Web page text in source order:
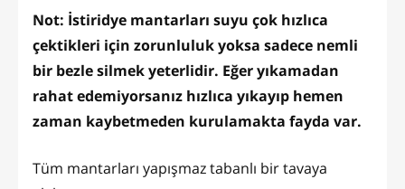
Not: İstiridye mantarları suyu çok hızlıca
çektikleri için zorunluluk yoksa sadece nemli
bir bezle silmek yeterlidir. Eğer yıkamadan
rahat edemiyorsanız hızlıca yıkayıp hemen
zaman kaybetmeden kurulamakta fayda var.
Tüm mantarları yapışmaz tabanlı bir tavaya